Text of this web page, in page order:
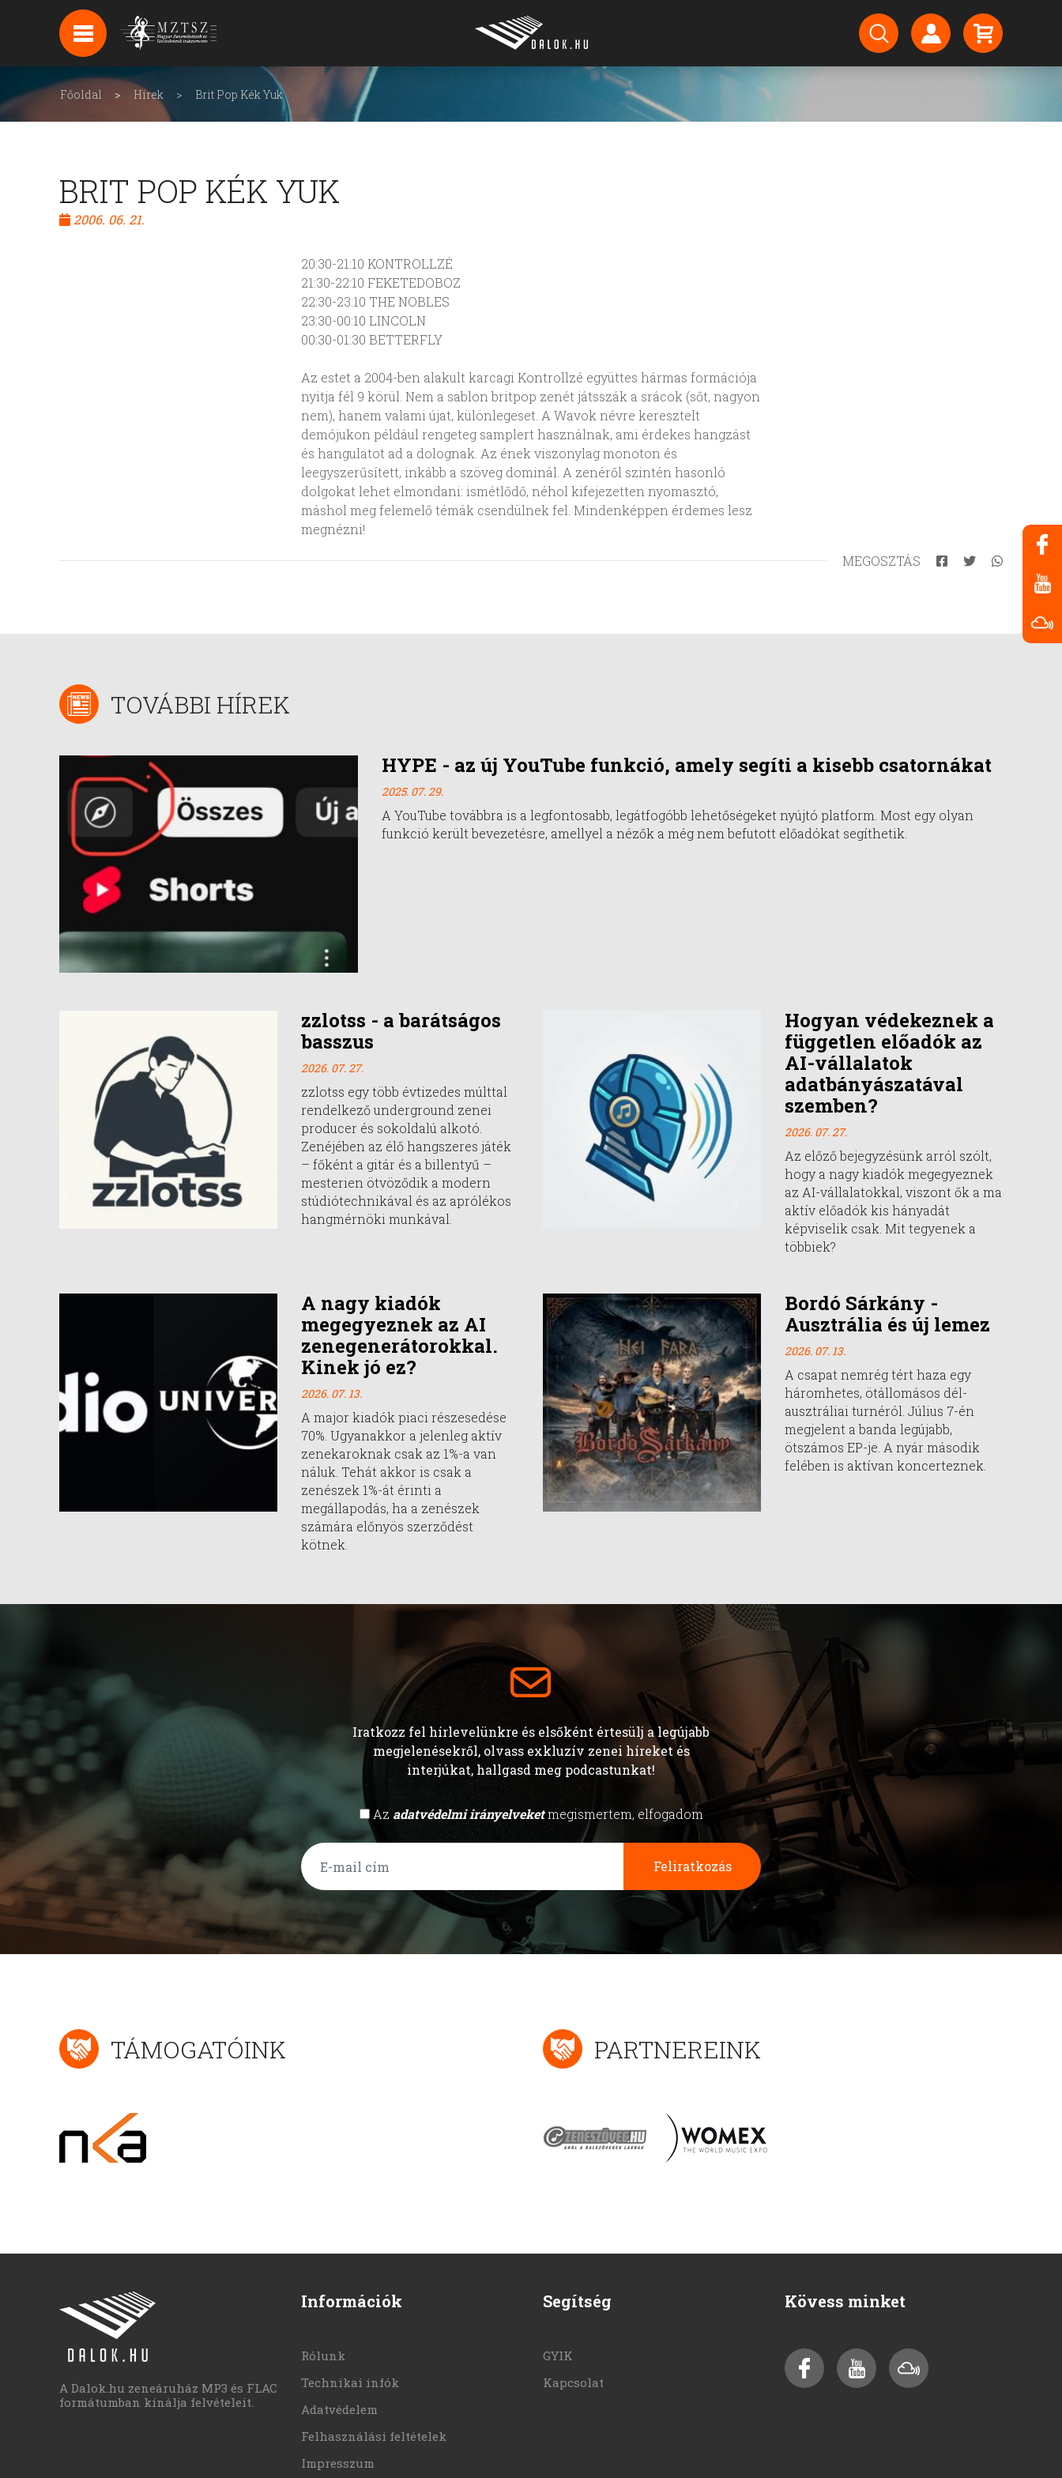
HÍREK
HÍRLEVÉL FELIRATKOZÁS
Főoldal Hírek Brit Pop Kék Yuk
BRIT POP KÉK YUK
2006. 06. 21.
20:30-21:10 KONTROLLZÉ
21:30-22:10 FEKETEDOBOZ
22:30-23:10 THE NOBLES
23:30-00:10 LINCOLN
00:30-01:30 BETTERFLY
Az estet a 2004-ben alakult karcagi Kontrollzé együttes hármas formációja
nyitja fél 9 körül. Nem a sablon britpop zenét játsszák a srácok (sőt, nagyon
nem), hanem valami újat, különlegeset. A Wavok névre keresztelt
demójukon például rengeteg samplert használnak, ami érdekes hangzást
és hangulatot ad a dolognak. Az ének viszonylag monoton és
leegyszerűsített, inkább a szöveg dominál. A zenéről szintén hasonló
dolgokat lehet elmondani: ismétlődő, néhol kifejezetten nyomasztó,
máshol meg felemelő témák csendülnek fel. Mindenképpen érdemes lesz
megnézni!
MEGOSZTÁS
TOVÁBBI HÍREK
HYPE - az új YouTube funkció, amely segíti a kisebb csatornákat
2025. 07. 29.
A YouTube továbbra is a legfontosabb, legátfogóbb lehetőségeket nyújtó platform. Most egy olyan
funkció került bevezetésre, amellyel a nézők a még nem befutott előadókat segíthetik.
zzlotss - a barátságos
basszus
2026. 07. 27.
zzlotss egy több évtizedes múlttal
rendelkező underground zenei
producer és sokoldalú alkotó.
Zenéjében az élő hangszeres játék
– főként a gitár és a billentyű –
mesterien ötvöződik a modern
stúdiótechnikával és az aprólékos
hangmérnöki munkával.
Hogyan védekeznek a
független előadók az
AI-vállalatok
adatbányászatával
szemben?
2026. 07. 27.
Az előző bejegyzésünk arról szólt,
hogy a nagy kiadók megegyeznek
az AI-vállalatokkal, viszont ők a ma
aktív előadók kis hányadát
képviselik csak. Mit tegyenek a
többiek?
A nagy kiadók
megegyeznek az AI
zenegenerátorokkal.
Kinek jó ez?
2026. 07. 13.
A major kiadók piaci részesedése
70%. Ugyanakkor a jelenleg aktív
zenekaroknak csak az 1%-a van
náluk. Tehát akkor is csak a
zenészek 1%-át érinti a
megállapodás, ha a zenészek
számára előnyös szerződést
kötnek.
Bordó Sárkány -
Ausztrália és új lemez
2026. 07. 13.
A csapat nemrég tért haza egy
háromhetes, ötállomásos dél-
ausztráliai turnéról. Július 7-én
megjelent a banda legújabb,
ötszámos EP-je. A nyár második
felében is aktívan koncerteznek.
Iratkozz fel hírlevelünkre és elsőként értesülj a legújabb
megjelenésekről, olvass exkluzív zenei híreket és
interjúkat, hallgasd meg podcastunkat!
Az adatvédelmi irányelveketmegismertem, elfogadom
Feliratkozás
TÁMOGATÓINK PARTNEREINK
A Dalok.hu zeneáruház MP3 és FLAC
formátumban kínálja felvételeit.
Információk
Rólunk
Technikai infók
Adatvédelem
Felhasználási feltételek
Impresszum
Segítség
GYIK
Kapcsolat
Kövess minket